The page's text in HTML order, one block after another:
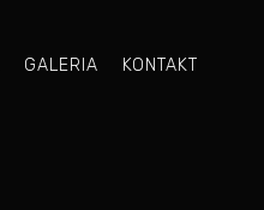
GALERIA KONTAKT